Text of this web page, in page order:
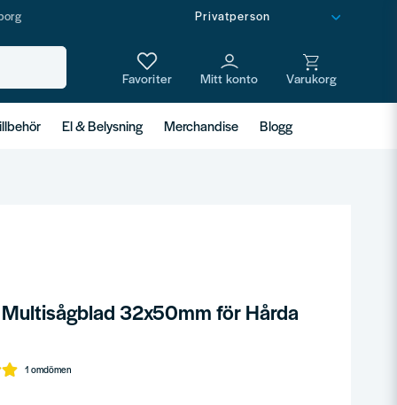
El & Belysning Merchandise Blogg
32x50mm för Hårda
1 omdömen